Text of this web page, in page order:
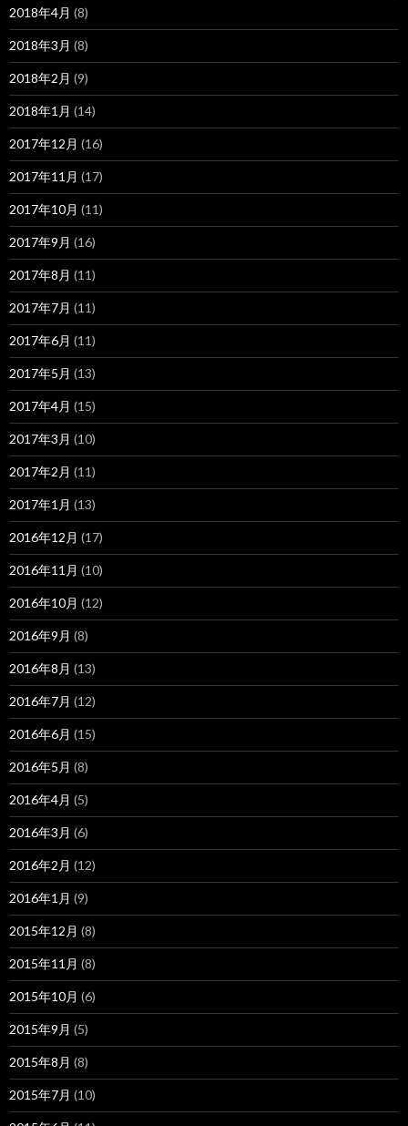
2018年4月 (8)
2018年3月 (8)
2018年2月 (9)
2018年1月 (14)
2017年12月 (16)
2017年11月 (17)
2017年10月 (11)
2017年9月 (16)
2017年8月 (11)
2017年7月 (11)
2017年6月 (11)
2017年5月 (13)
2017年4月 (15)
2017年3月 (10)
2017年2月 (11)
2017年1月 (13)
2016年12月 (17)
2016年11月 (10)
2016年10月 (12)
2016年9月 (8)
2016年8月 (13)
2016年7月 (12)
2016年6月 (15)
2016年5月 (8)
2016年4月 (5)
2016年3月 (6)
2016年2月 (12)
2016年1月 (9)
2015年12月 (8)
2015年11月 (8)
2015年10月 (6)
2015年9月 (5)
2015年8月 (8)
2015年7月 (10)